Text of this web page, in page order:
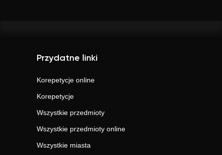
Przydatne linki
Korepetycje online
Korepetycje
Wszystkie przedmioty
Wszystkie przedmioty online
Wszystkie miasta